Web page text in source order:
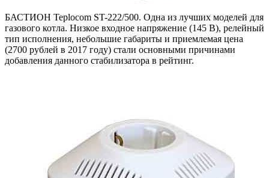
БАСТИОН Teplocom ST-222/500. Одна из лучших моделей для
газового котла. Низкое входное напряжение (145 В), релейный
тип исполнения, небольшие габариты и приемлемая цена
(2700 рублей в 2017 году) стали основными причинами
добавления данного стабилизатора в рейтинг.